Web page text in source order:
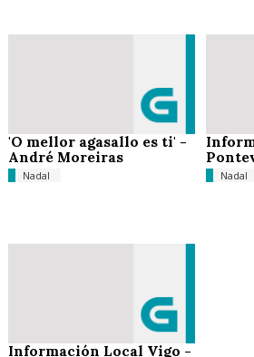
'O mellor agasallo es ti' -
André Moreiras
Nadal Nadal
Información Local Vigo -